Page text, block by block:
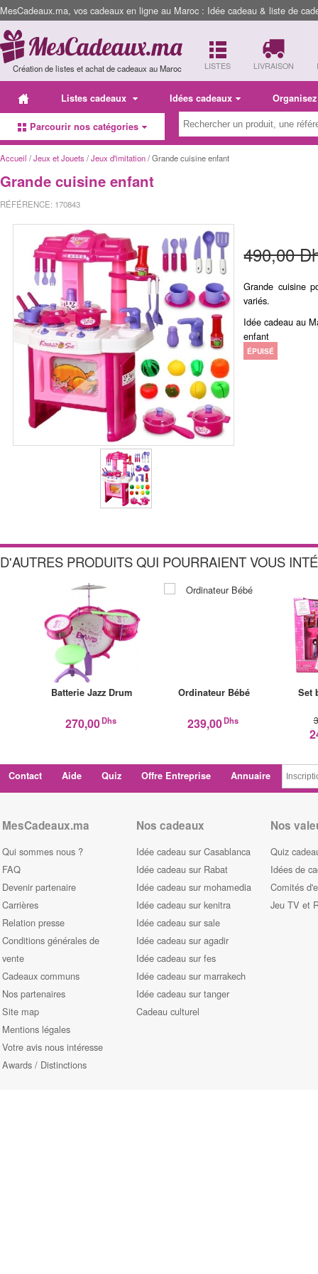
MesCadeaux.ma, vos cadeaux en ligne au Maroc : Idée cadeau & liste de
Création de listes et achat de cadeaux au Maroc LISTES LIVRAISON
Listes cadeaux Idées cadeaux
Parcourir nos catégories
Accueil /Jeux et Jouets /Jeux d'imitation/ Grande cuisine enfant
Grande cuisine enfant
RÉFÉRENCE: 170843
490,00
Grande cuisine
variés.
Idée cadeau au
enfant
ÉPUISÉ
D'AUTRES PRODUITS QUI POURRAIENT VOUS
Batterie Jazz Drum
270,00Dhs
Ordinateur Bébé
239,00Dhs
Set
Contact Aide Quiz Offre Entreprise Annuaire
MesCadeaux.ma
Qui sommes nous ?
FAQ
Devenir partenaire
Carrières
Relation presse
Conditions générales de
vente
Cadeaux communs
Nos partenaires
Site map
Mentions légales
Votre avis nous intéresse
Awards / Distinctions
Nos cadeaux
Idée cadeau sur Casablanca
Idée cadeau sur Rabat
Idée cadeau sur mohamedia
Idée cadeau sur kenitra
Idée cadeau sur sale
Idée cadeau sur agadir
Idée cadeau sur fes
Idée cadeau sur marrakech
Idée cadeau sur tanger
Cadeau culturel
Nos
Quiz
Idées de
Comités
Jeu TV et